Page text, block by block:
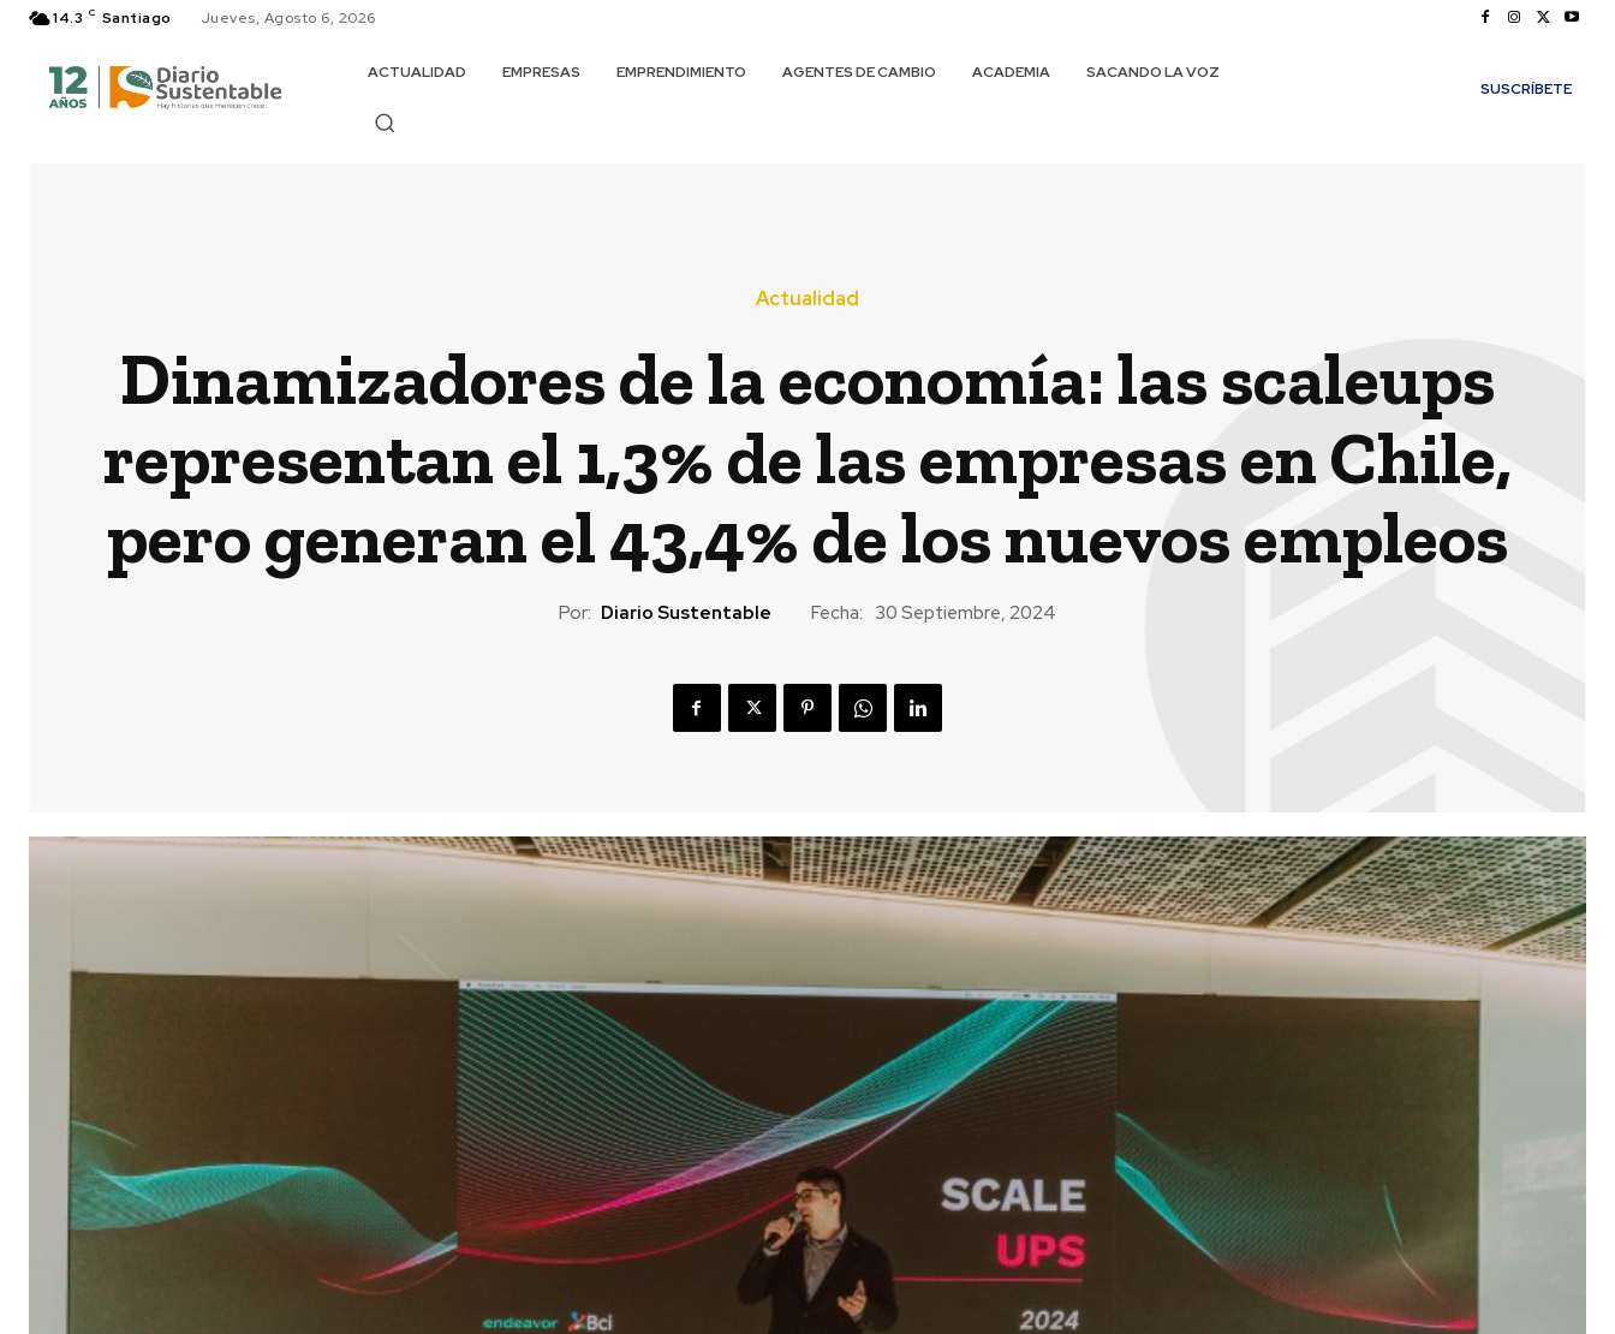
14.3 C Santiago Jueves, Agosto 6, 2026
ACTUALIDAD EMPRESAS EMPRENDIMIENTO AGENTES DE CAMBIO ACADEMIA
SACANDO LA VOZ
SUSCRÍBETE
Actualidad
Dinamizadores de la economía: las scaleups
representan el 1,3% de las empresas en Chile,
pero generan el 43,4% de los nuevos empleos
Por: Diario Sustentable Fecha: 30 Septiembre, 2024